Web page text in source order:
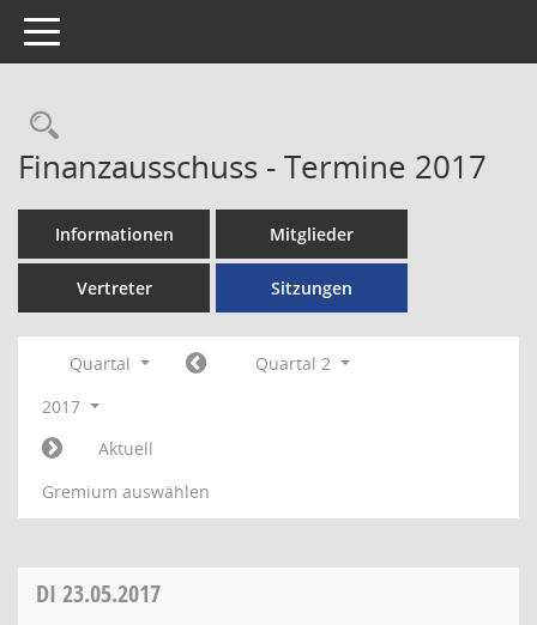
Toggle navigation
Rechercheauswahl
Finanzausschuss - Termine 2017
Informationen Mitglieder
Vertreter Sitzungen
Quartal
Quartal 2
2017
Aktuell
Gremium auswählen
DI 23.05.2017